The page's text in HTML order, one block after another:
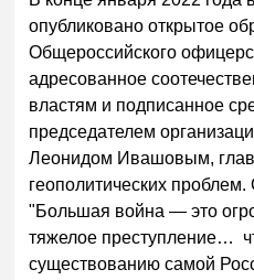
опубликовано открытое
Общероссийского
адресованное
властям и подписанное
председателем
Леонидом Ивашовым,
геополитических
"Большая война — это
тяжелое преступление…
существованию самой